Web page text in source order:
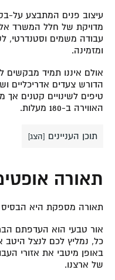
עיצוב פנים המתבצע על-
מדויקת של חלל המשרד אל
עבודה משמים וסטנדרטי,
ומזמינה.
אולם איננו תמיד מבקשים
הדורש צעדים אדריכליים
טיפים לשינויים קטנים אך
האווירה ב-180 מעלות.
תוכן העניינים [הצג]
תאורה
תאורה מספקת היא הבסיס
אור טבעי הוא העדפתם
כל, נמליץ לכם לנצל היטב
באופן מיטבי את אזורי
של ארצנו.